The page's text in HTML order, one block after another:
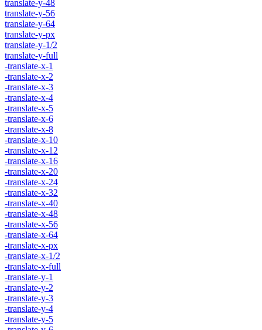
translate-y-48
translate-y-56
translate-y-64
translate-y-px
translate-y-1/2
translate-y-full
-translate-x-1
-translate-x-2
-translate-x-3
-translate-x-4
-translate-x-5
-translate-x-6
-translate-x-8
-translate-x-10
-translate-x-12
-translate-x-16
-translate-x-20
-translate-x-24
-translate-x-32
-translate-x-40
-translate-x-48
-translate-x-56
-translate-x-64
-translate-x-px
-translate-x-1/2
-translate-x-full
-translate-y-1
-translate-y-2
-translate-y-3
-translate-y-4
-translate-y-5